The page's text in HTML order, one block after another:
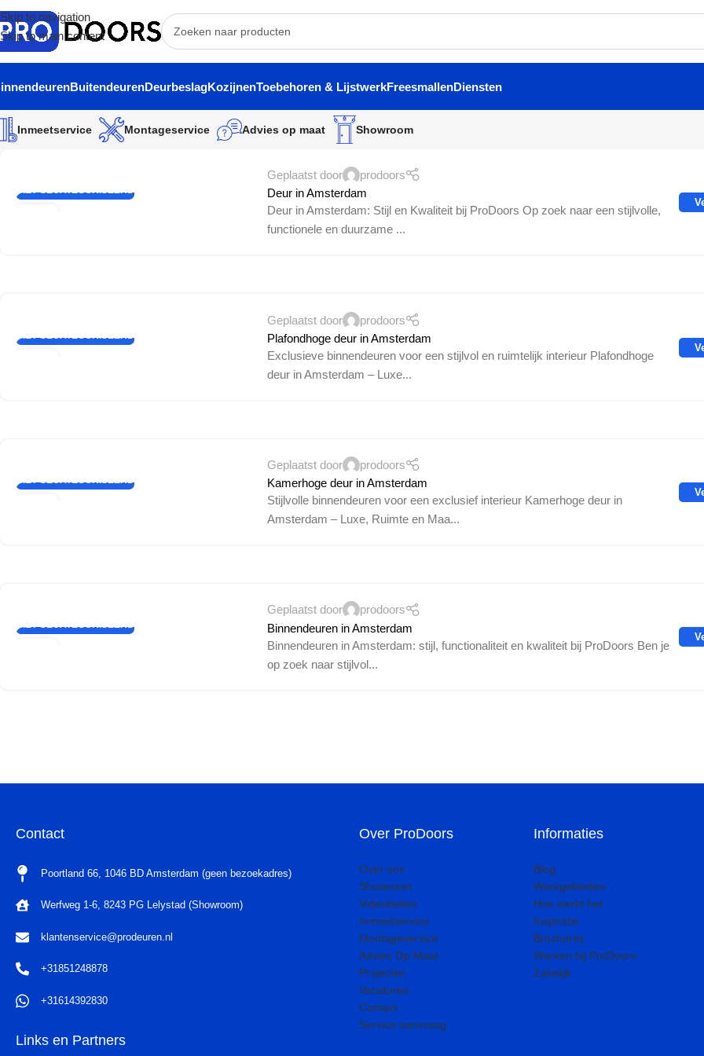
Skip to navigation
Skip to main content
BuitendeurenDeurbeslagKozijnenToebehoren & LijstwerkFreesmallenDiensten
Inmeetservice Montageservice Advies op maat Showroom
NIET GECATEGORISEERD
Geplaatst door
prodoors
Deur in Amsterdam
Deur in Amsterdam: Stijl en Kwaliteit bij ProDoors Op zoek naar een stijlvolle,
functionele en duurzame ...
Geplaatst door
prodoors
Plafondhoge deur in Amsterdam
Exclusieve binnendeuren voor een stijlvol en ruimtelijk interieur Plafondhoge
deur in Amsterdam – Luxe...
NIET GECATEGORISEERD
Geplaatst door
prodoors
Kamerhoge deur in Amsterdam
Stijlvolle binnendeuren voor een exclusief interieur Kamerhoge deur in
Amsterdam – Luxe, Ruimte en Maa...
NIET GECATEGORISEERD
Geplaatst door
prodoors
Binnendeuren in Amsterdam
Binnendeuren in Amsterdam: stijl, functionaliteit en kwaliteit bij ProDoors Ben je
op zoek naar stijlvol...
Contact
Poortland 66, 1046 BD Amsterdam (geen bezoekadres)
Werfweg 1-6, 8243 PG Lelystad (Showroom)
klantenservice@prodeuren.nl
+31851248878
+31614392830
Links en Partners
Over ProDoors
Over ons
Showroom
Videobellen
Inmeetservice
Montageservice
Advies Op Maat
Projecten
Vacatures
Contact
Service aanvraag
Informaties
Blog
Werkgebieden
Hoe werkt het
Inspiratie
Brochures
Werken bij ProDoors
Zakelijk